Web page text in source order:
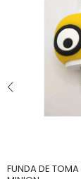
FUNDA DE